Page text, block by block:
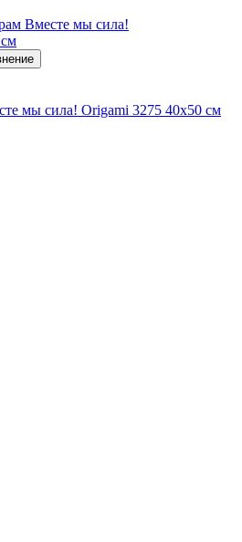
мы сила! Origami 3275 40x50 см